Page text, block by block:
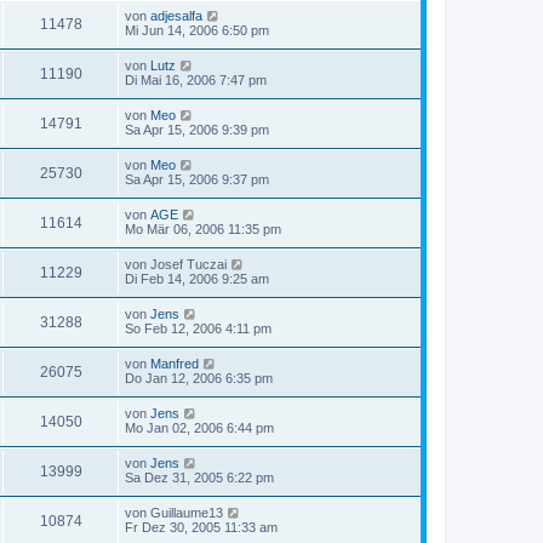
11478 von adjesalfa
Mi Jun 14, 2006 6:50 pm
11190 von Lutz
Di Mai 16, 2006 7:47 pm
14791 von Meo
Sa Apr 15, 2006 9:39 pm
25730 von Meo
Sa Apr 15, 2006 9:37 pm
11614 von AGE
Mo Mär 06, 2006 11:35 pm
11229 von Josef Tuczai
Di Feb 14, 2006 9:25 am
31288 von Jens
So Feb 12, 2006 4:11 pm
26075 von Manfred
Do Jan 12, 2006 6:35 pm
14050 von Jens
Mo Jan 02, 2006 6:44 pm
13999 von Jens
Sa Dez 31, 2005 6:22 pm
10874 von Guillaume13
Fr Dez 30, 2005 11:33 am